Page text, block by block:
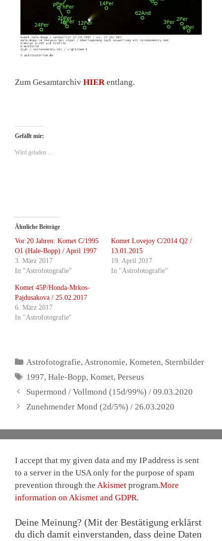
Zum Gesamtarchiv HIERentlang.
Gefällt mir:
Wird geladen …
Ähnliche Beiträge
Vor 20 Jahren: Komet C/1995
O1 (Hale-Bopp) / April 1997
3. März 2017
In "Astrofotografie"
Komet Lovejoy C/2014 Q2 /
13.01.2015
19. April 2017
In "Astrofotografie"
Komet 45P/Honda-Mrkos-
Pajdusakova / 25.02.2017
6. März 2017
In "Astrofotografie"
Kategorien
Astrofotografie,Astronomie,Kometen, Sternbilder
Schlagwörter
1997,Hale-Bopp,Komet,Perseus
Supermond / Vollmond (15d/99%) / 09.03.2020
Zunehmender Mond (2d/5%) / 26.03.2020
I accept that my given data and my IP address is sent
to a server in the USA only for the purpose of spam
prevention through the Akismet program.More
information on Akismet and GDPR.
Deine Meinung? (Mit der Bestätigung erklärst
du dich damit einverstanden, dass deine Daten